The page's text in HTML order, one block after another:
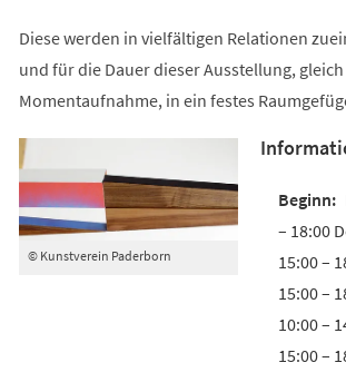
Diese werden in vielfältigen Relationen
und für die Dauer dieser Ausstellung,
Momentaufnahme, in ein festes
© Kunstverein Paderborn
– 18:00
15:00 –
15:00 –
10:00 –
15:00 –